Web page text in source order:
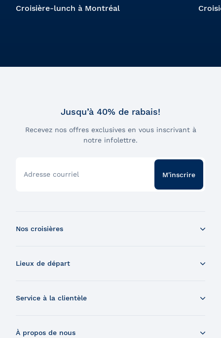
Croisière-lunch à Montréal
Jusqu’à 40% de rabais!
Recevez nos offres exclusives en vous inscrivant à
notre infolettre.
Adresse courriel M'inscrire
Nos croisières
Croisière aux baleines en Zodiac
Expédition dans les Îles Secrètes du Saint-Laurent
Lieux de départ
Charlevoix
Québec
Service à la clientèle
Nous trouver
À propos de nous